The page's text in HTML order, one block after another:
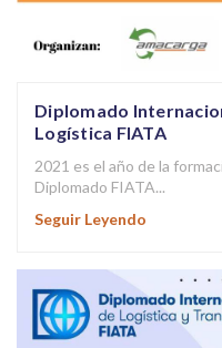
Diplomado
Logística FIATA
2021 es el año de la
Diplomado FIATA...
Seguir Leyendo